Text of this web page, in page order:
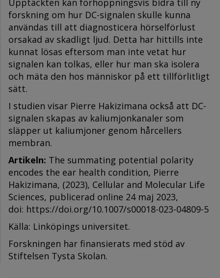
forskning om hur DC-signalen skulle kunna
användas till att diagnosticera hörselförlust
orsakad av skadligt ljud. Detta har hittills inte
kunnat lösas eftersom man inte vetat hur
signalen kan tolkas, eller hur man ska isolera
och mäta den hos människor på ett tillförlitligt
sätt.
I studien visar Pierre Hakizimana också att DC-
signalen skapas av kaliumjonkanaler som
släpper ut kaliumjoner genom hårcellers
membran.
Artikeln: The summating potential polarity
encodes the ear health condition, Pierre
Hakizimana, (2023), Cellular and Molecular Life
Sciences, publicerad online 24 maj 2023,
doi: https://doi.org/10.1007/s00018-023-04809-5
Källa: Linköpings universitet.
Forskningen har finansierats med stöd av
Stiftelsen Tysta Skolan.